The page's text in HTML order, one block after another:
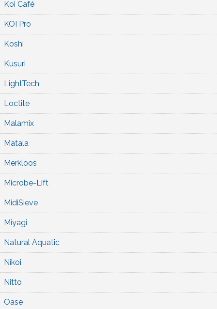
Koi Café
KOI Pro
Koshi
Kusuri
LightTech
Loctite
Malamix
Matala
Merkloos
Microbe-Lift
MidiSieve
Miyagi
Natural Aquatic
Nikoi
Nitto
Oase